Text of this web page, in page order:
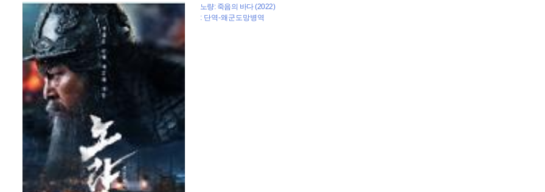
노량: 죽음의 바다 (2022)
: 단역-왜군도망병역